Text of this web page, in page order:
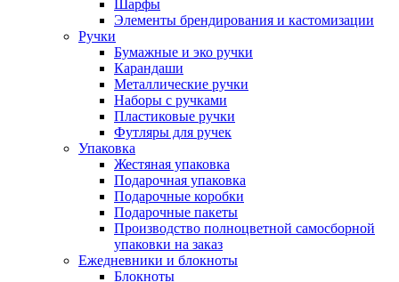
Шарфы
Элементы брендирования и кастомизации
Ручки
Бумажные и эко ручки
Карандаши
Металлические ручки
Наборы с ручками
Пластиковые ручки
Футляры для ручек
Упаковка
Жестяная упаковка
Подарочная упаковка
Подарочные коробки
Подарочные пакеты
Производство полноцветной самосборной
упаковки на заказ
Ежедневники и блокноты
Блокноты